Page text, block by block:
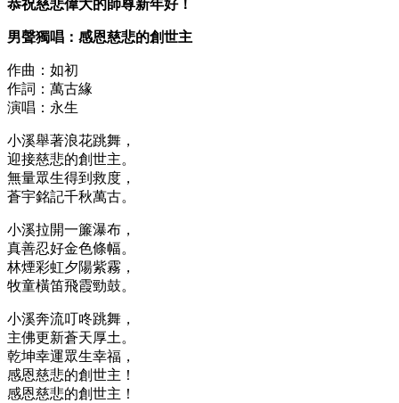
恭祝慈悲偉大的師尊新年好！
男聲獨唱：感恩慈悲的創世主
作曲：如初
作詞：萬古緣
演唱：永生
小溪舉著浪花跳舞，
迎接慈悲的創世主。
無量眾生得到救度，
蒼宇銘記千秋萬古。
小溪拉開一簾瀑布，
真善忍好金色條幅。
林煙彩虹夕陽紫霧，
牧童橫笛飛霞勁鼓。
小溪奔流叮咚跳舞，
主佛更新蒼天厚土。
乾坤幸運眾生幸福，
感恩慈悲的創世主！
感恩慈悲的創世主！